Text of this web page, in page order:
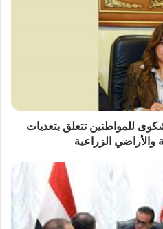
المحلية: فحص 22 شكوى للمواطنين تتعلق بتعديات
والأراضي الزراعية